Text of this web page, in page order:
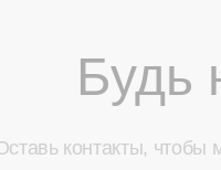
Будь
контакты, чтобы